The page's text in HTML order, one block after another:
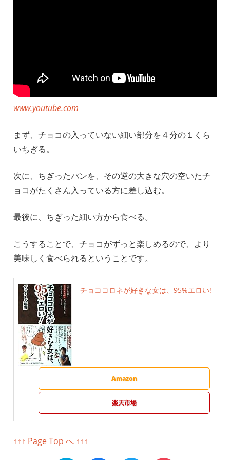
www.youtube.com
まず、チョコの入っていない細い部分を４分の１くら
いちぎる。
次に、ちぎったパンを、その逆の大きな穴の空いたチ
ョコがたくさん入っている方に差し込む。
最後に、ちぎった細い方から食べる。
こうすることで、チョコがずっと楽しめるので、より
美味しく食べられるということです。
チョココロネが好きな女は、95%エロい!
Amazon
楽天市場
↑↑↑ Page Top へ ↑↑↑